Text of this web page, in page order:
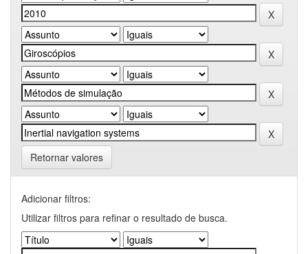
Retornar valores
Adicionar filtros:
Utilizar filtros para refinar o resultado de busca.